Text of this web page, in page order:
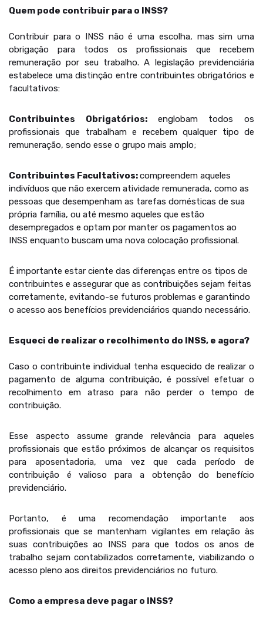
Quem pode contribuir para o INSS?
Contribuir para o INSS não é uma escolha, mas sim uma
obrigação para todos os profissionais que recebem
remuneração por seu trabalho. A legislação previdenciária
estabelece uma distinção entre contribuintes obrigatórios e
facultativos:
Contribuintes Obrigatórios: englobam todos os
profissionais que trabalham e recebem qualquer tipo de
remuneração, sendo esse o grupo mais amplo;
Contribuintes Facultativos:compreendem aqueles
indivíduos que não exercem atividade remunerada, como as
pessoas que desempenham as tarefas domésticas de sua
própria família, ou até mesmo aqueles que estão
desempregados e optam por manter os pagamentos ao
INSS enquanto buscam uma nova colocação profissional.
É importante estar ciente das diferenças entre os tipos de
contribuintes e assegurar que as contribuições sejam feitas
corretamente, evitando-se futuros problemas e garantindo
o acesso aos benefícios previdenciários quando necessário.
Esqueci de realizar o recolhimento do INSS, e agora?
Caso o contribuinte individual tenha esquecido de realizar o
pagamento de alguma contribuição, é possível efetuar o
recolhimento em atraso para não perder o tempo de
contribuição.
Esse aspecto assume grande relevância para aqueles
profissionais que estão próximos de alcançar os requisitos
para aposentadoria, uma vez que cada período de
contribuição é valioso para a obtenção do benefício
previdenciário.
Portanto, é uma recomendação importante aos
profissionais que se mantenham vigilantes em relação às
suas contribuições ao INSS para que todos os anos de
trabalho sejam contabilizados corretamente, viabilizando o
acesso pleno aos direitos previdenciários no futuro.
Como a empresa deve pagar o INSS?